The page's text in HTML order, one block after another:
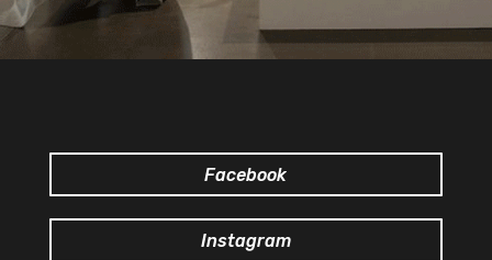
Facebook
Instagram